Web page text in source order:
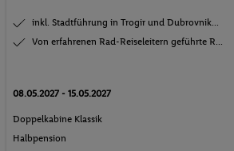
inkl. Stadtführung in Trogir und Dubrovnik...
Von erfahrenen Rad-Reiseleitern geführte R...
08.05.2027 - 15.05.2027
Doppelkabine Klassik
Halbpension